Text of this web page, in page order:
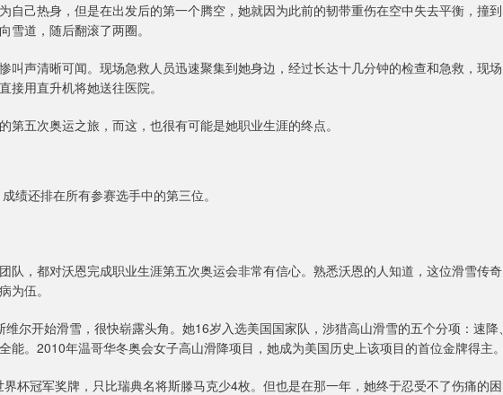
自己热身，但是在出发后的第一个腾空，她就因为此前的韧带重伤在空中失去平衡，撞到
雪道，随后翻滚了两圈。
叫声清晰可闻。现场急救人员迅速聚集到她身边，经过长达十几分钟的检查和急救，现场
接用直升机将她送往医院。
第五次奥运之旅，而这，也很有可能是她职业生涯的终点。
绩还排在所有参赛选手中的第三位。
队，都对沃恩完成职业生涯第五次奥运会非常有信心。熟悉沃恩的人知道，这位滑雪传奇
为伍。
尔开始滑雪，很快崭露头角。她16岁入选美国国家队，涉猎高山滑雪的五个分项：速降、
能。2010年温哥华冬奥会女子高山滑降项目，她成为美国历史上该项目的首位金牌得主。
杯冠军奖牌，只比瑞典名将斯滕马克少4枚。但也是在那一年，她终于忍受不了伤痛的困